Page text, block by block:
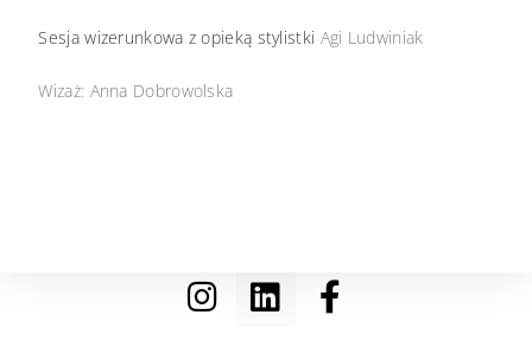
Sesja wizerunkowa z opieką stylistki Agi Ludwiniak
Wizaż: Anna Dobrowolska